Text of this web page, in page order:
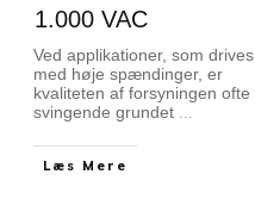
1.000 VAC
Ved applikationer, som drives
med høje spændinger, er
kvaliteten af forsyningen ofte
svingende grundet
Læs Mere